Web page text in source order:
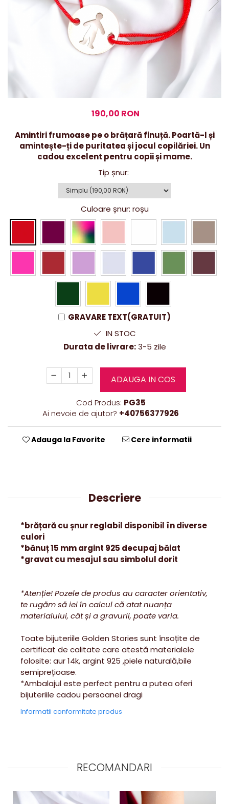
190,00 RON
Amintiri frumoase pe o brățară finuță. Poartă-l și
amintește-ți de puritatea și jocul copilăriei. Un
cadou excelent pentru copii și mame.
Tip șnur:
Culoare șnur: roșu
GRAVARE TEXT(GRATUIT)
IN STOC
Durata de livrare:3-5 zile
ADAUGA IN COS
Cod Produs: PG35
Ai nevoie de ajutor? +40756377926
Adauga la Favorite Cere informatii
Descriere
*brățară cu șnur reglabil disponibil în diverse
culori
*bănuț 15 mm argint 925 decupaj băiat
*gravat cu mesajul sau simbolul dorit
*Atenție! Pozele de produs au caracter orientativ,
te rugăm să iei în calcul că atat nuanța
materialului, cât și a gravurii, poate varia.
Toate bijuteriile Golden Stories sunt însoțite de
certificat de calitate care atestă materialele
folosite: aur 14k, argint 925 ,piele naturală,bile
semiprețioase.
*Ambalajul este perfect pentru a putea oferi
bijuteriile cadou persoanei dragi
Informatii conformitate produs
RECOMANDARI